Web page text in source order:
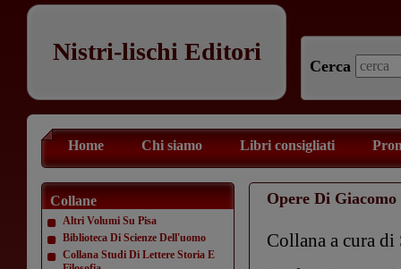
Nistri-lischi Editori
Cerca
Home Chi siamo Libri consigliati
Collane
Altri Volumi Su Pisa
Biblioteca Di Scienze Dell'uomo
Collana Studi Di Lettere Storia E
Opere Di
Collana a cura